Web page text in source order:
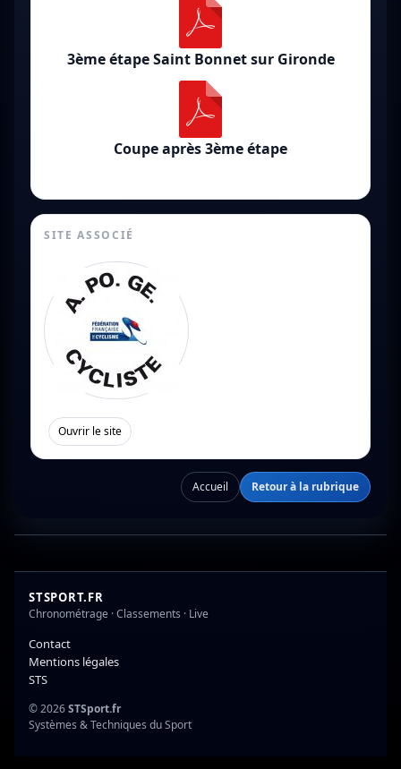
3ème étape Saint Bonnet sur Gironde
Coupe après 3ème étape
SITE ASSOCIÉ
Ouvrir le site
Accueil Retour à la rubrique
STSPORT.FR
Chronométrage · Classements · Live
Contact
Mentions légales
STS
© 2026STSport.fr
Systèmes & Techniques du Sport